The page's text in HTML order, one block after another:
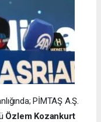
PİMTAŞ A.Ş.
Özlem Kozankurt